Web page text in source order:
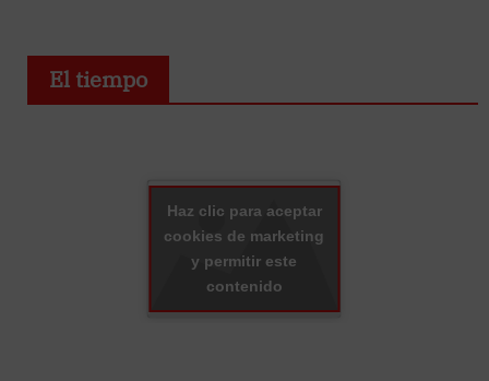
El tiempo
Haz clic para aceptar
cookies de marketing
y permitir este
contenido